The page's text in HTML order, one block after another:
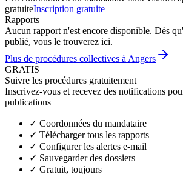
gratuiteInscription gratuite
Rapports
Aucun rapport n'est encore disponible. Dès
publié, vous le trouverez ici.
Plus de procédures collectives à Angers
GRATIS
Suivre les procédures gratuitement
Inscrivez-vous et recevez des notifications
publications
✓ Coordonnées du mandataire
✓ Télécharger tous les rapports
✓ Configurer les alertes e-mail
✓ Sauvegarder des dossiers
✓ Gratuit, toujours